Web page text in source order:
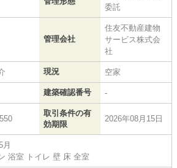
委託
管理会社
住友不動産建物
サービス株式会
社
現況 空家
建築確認番号 -
取引条件の有
効期限
2026年08月15日
浴室 トイレ 壁 床 全室